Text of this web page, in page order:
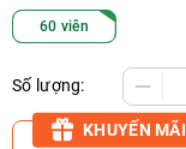
60 viên
Số lượng:
KHUYẾN MÃI